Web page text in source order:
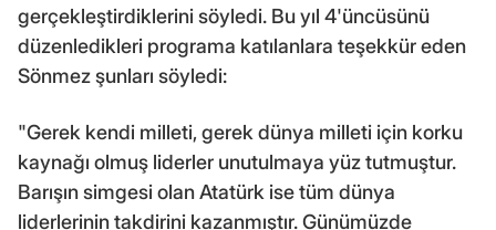
gerçekleştirdiklerini söyledi. Bu yıl 4'üncüsünü
düzenledikleri programa katılanlara teşekkür eden
Sönmez şunları söyledi:
"Gerek kendi milleti, gerek dünya milleti için korku
kaynağı olmuş liderler unutulmaya yüz tutmuştur.
Barışın simgesi olan Atatürk ise tüm dünya
liderlerinin takdirini kazanmıştır. Günümüzde